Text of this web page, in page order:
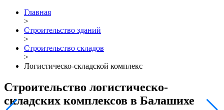
Главная
>
Строительство зданий
>
Строительство складов
>
Логистическо-складской комплекс
Строительство логистическо-
складских комплексов в Балашихе